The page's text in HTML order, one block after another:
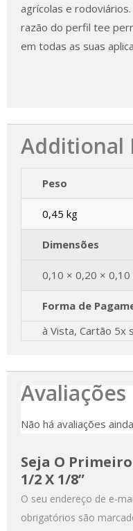
agrícolas e
razão do perfil tee
em todas as suas
Additional
Peso
0,45 kg
Dimensões
0,10 × 0,20 × 0,10
Forma de
à Vista, Cartão 5x
Avaliações
Não há avaliações
Seja O Primeiro
1/2 X 1/8”
O seu endereço de e-
obrigatórios são